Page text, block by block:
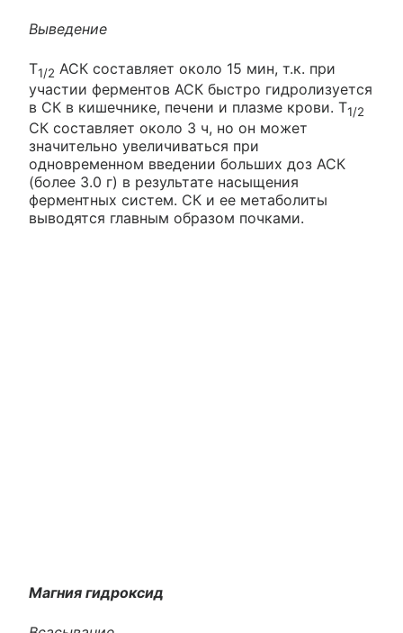
Выведение
Т1/2 АСК составляет около 15 мин, т.к. при
участии ферментов АСК быстро гидролизуется
в СК в кишечнике, печени и плазме крови. Т1/2
СК составляет около 3 ч, но он может
значительно увеличиваться при
одновременном введении больших доз АСК
(более 3.0 г) в результате насыщения
ферментных систем. СК и ее метаболиты
выводятся главным образом почками.
Магния гидроксид